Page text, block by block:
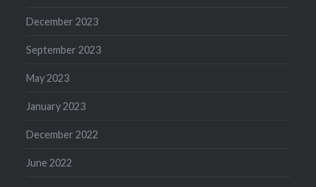
December 2023
September 2023
May 2023
January 2023
December 2022
June 2022